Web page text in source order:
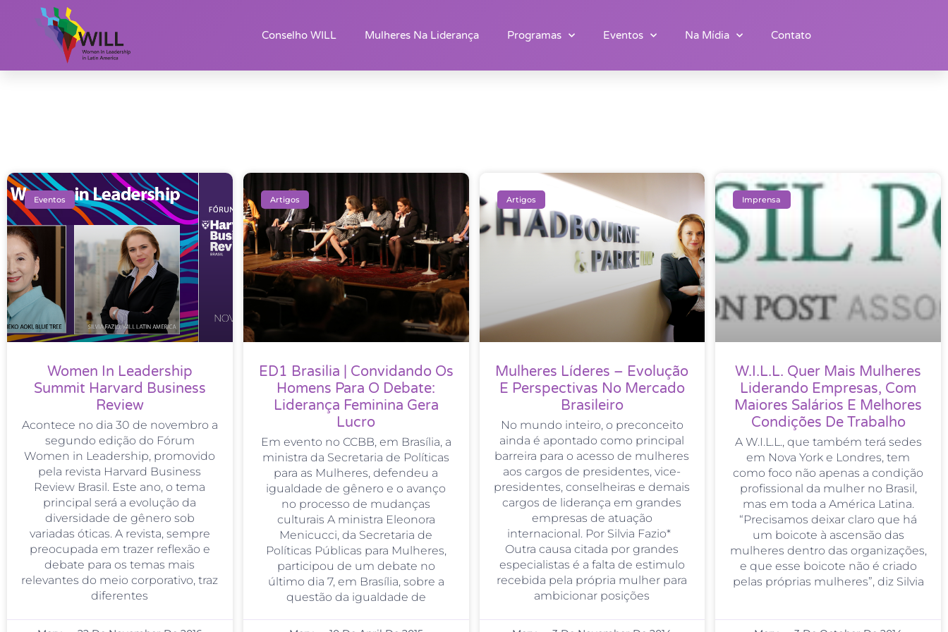
Conselho WILL Mulheres Na Liderança Programas Eventos Na Mídia Contato
Eventos
Women In Leadership
Summit Harvard Business
Review
Acontece no dia 30 de novembro a
segundo edição do Fórum
Women in Leadership, promovido
pela revista Harvard Business
Review Brasil. Este ano, o tema
principal será a evolução da
diversidade de gênero sob
variadas óticas. A revista, sempre
preocupada em trazer reflexão e
debate para os temas mais
relevantes do meio corporativo, traz
diferentes
Artigos
ED1 Brasilia | Convidando Os
Homens Para O Debate:
Liderança Feminina Gera
Lucro
Em evento no CCBB, em Brasília, a
ministra da Secretaria de Políticas
para as Mulheres, defendeu a
igualdade de gênero e o avanço
no processo de mudanças
culturais A ministra Eleonora
Menicucci, da Secretaria de
Políticas Públicas para Mulheres,
participou de um debate no
último dia 7, em Brasília, sobre a
questão da igualdade de
Artigos
Mulheres Líderes – Evolução
E Perspectivas No Mercado
Brasileiro
No mundo inteiro, o preconceito
ainda é apontado como principal
barreira para o acesso de mulheres
aos cargos de presidentes, vice-
presidentes, conselheiras e demais
cargos de liderança em grandes
empresas de atuação
internacional. Por Silvia Fazio*
Outra causa citada por grandes
especialistas é a falta de estimulo
recebida pela própria mulher para
ambicionar posições
Imprensa
W.I.L.L. Quer Mais Mulheres
Liderando Empresas, Com
Maiores Salários E Melhores
Condições De Trabalho
A W.I.L.L., que também terá sedes
em Nova York e Londres, tem
como foco não apenas a condição
profissional da mulher no Brasil,
mas em toda a América Latina.
“Precisamos deixar claro que há
um boicote à ascensão das
mulheres dentro das organizações,
e que esse boicote não é criado
pelas próprias mulheres”, diz Silvia